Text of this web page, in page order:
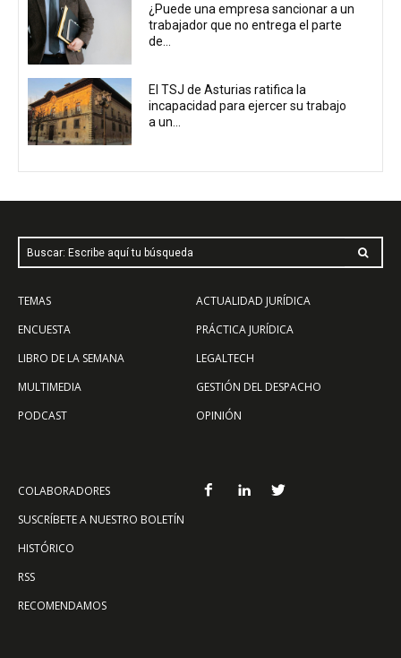
¿Puede una empresa sancionar a un
trabajador que no entrega el parte
de...
El TSJ de Asturias ratifica la
incapacidad para ejercer su trabajo
a un...
Buscar: Escribe aquí tu búsqueda
TEMAS
ENCUESTA
LIBRO DE LA SEMANA
MULTIMEDIA
PODCAST
ACTUALIDAD JURÍDICA
PRÁCTICA JURÍDICA
LEGALTECH
GESTIÓN DEL DESPACHO
OPINIÓN
COLABORADORES
SUSCRÍBETE A NUESTRO BOLETÍN
HISTÓRICO
RSS
RECOMENDAMOS